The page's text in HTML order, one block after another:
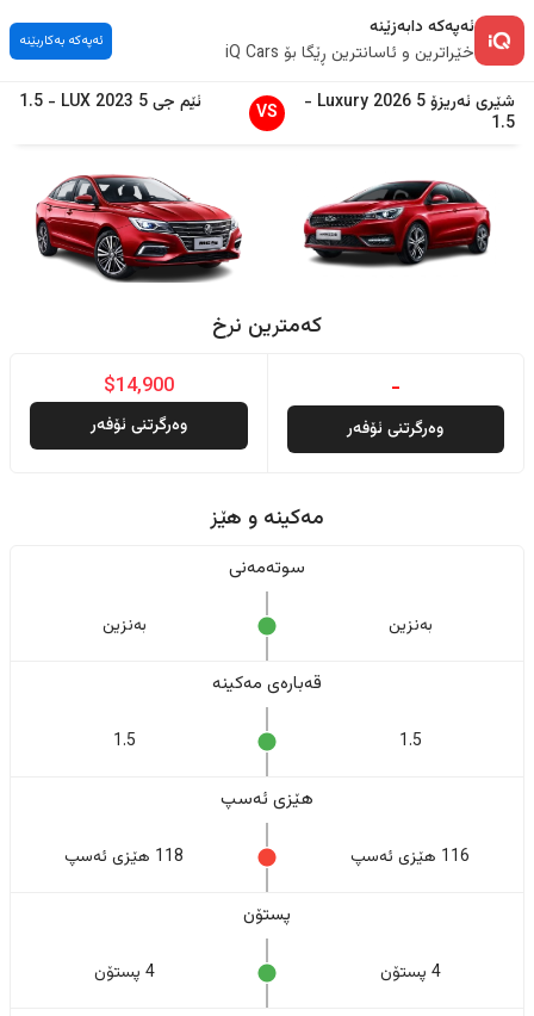
ئەپەکە دابەزێنە
خێراترین و ئاسانترین ڕێگا بۆ iQ Cars
ئەپەکە بەکاربێنە
شێری ئەریزۆ 5 2026
Luxury
-
1.5
VS ئێم جی5
2023
LUX
-
1.5
کەمترین نرخ
-
وەرگرتنی ئۆفەر
$14,900
وەرگرتنی ئۆفەر
مەکینە و هێز
سوتەمەنی
بەنزین بەنزین
قەبارەی مەکینە
1.5
1.5
هێزی ئەسپ
116 هێزی ئەسپ 118 هێزی ئەسپ
پستۆن
4 پستۆن 4 پستۆن